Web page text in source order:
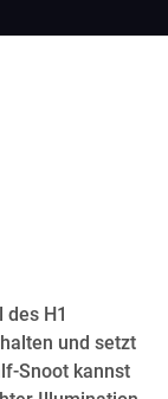
H1
und setzt
Snoot kannst